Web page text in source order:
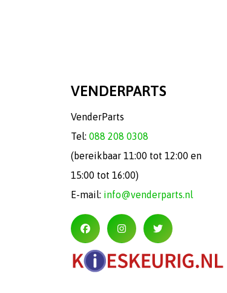
VENDERPARTS
VenderParts
Tel: 088 208 0308
(bereikbaar 11:00 tot 12:00 en
15:00 tot 16:00)
E-mail: info@venderparts.nl